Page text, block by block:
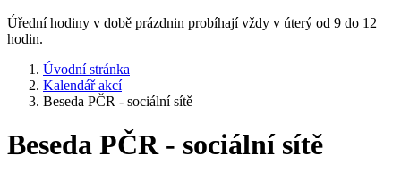
Úřední hodiny v době prázdnin probíhají vždy v úterý od 9 do 12
hodin.
Úvodní stránka
Kalendář akcí
Beseda PČR - sociální sítě
Beseda PČR - sociální sítě